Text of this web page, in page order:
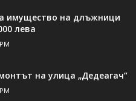
имущество на длъжници
лева
на улица „Дедеагач“